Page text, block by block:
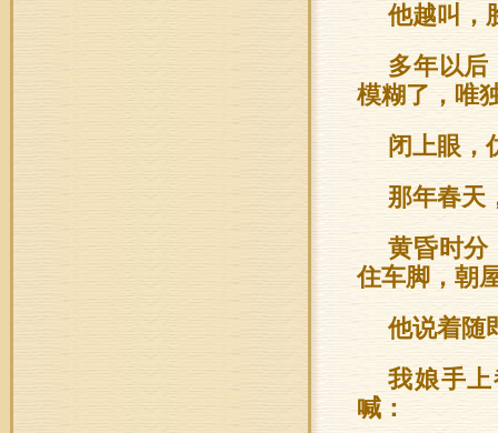
他越叫，
多年以后
模糊了，唯
闭上眼，
那年春天
黄昏时分
住车脚，朝
他说着随
我娘手
喊：